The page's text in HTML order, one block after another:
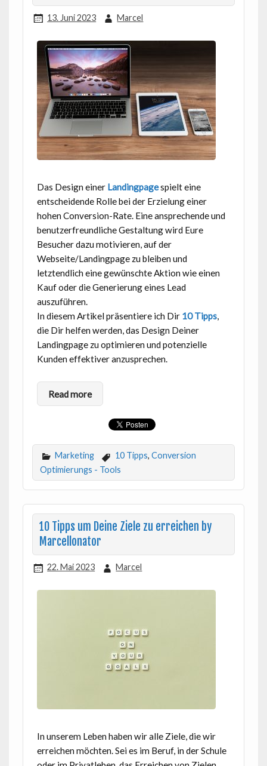
13. Juni 2023 Marcel
Das Design einer Landingpagespielt eine
entscheidende Rolle bei der Erzielung einer
hohen Conversion-Rate. Eine ansprechende und
benutzerfreundliche Gestaltung wird Eure
Besucher dazu motivieren, auf der
Webseite/Landingpage zu bleiben und
letztendlich eine gewünschte Aktion wie einen
Kauf oder die Generierung eines Lead
auszuführen.
In diesem Artikel präsentiere ich Dir 10 Tipps,
die Dir helfen werden, das Design Deiner
Landingpage zu optimieren und potenzielle
Kunden effektiver anzusprechen.
Read more
Marketing 10 Tipps, Conversion
Optimierungs - Tools
10 Tipps um Deine Ziele zu erreichen by
Marcellonator
22. Mai 2023 Marcel
In unserem Leben haben wir alle Ziele, die wir
erreichen möchten. Sei es im Beruf, in der Schule